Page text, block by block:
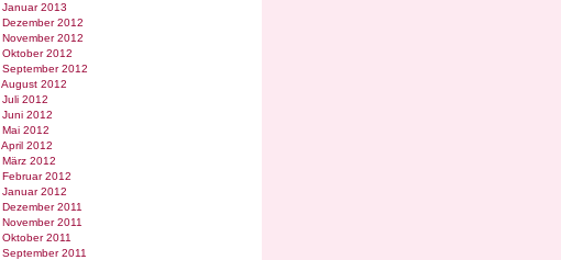
Januar 2013
Dezember 2012
November 2012
Oktober 2012
September 2012
August 2012
Juli 2012
Juni 2012
Mai 2012
April 2012
März 2012
Februar 2012
Januar 2012
Dezember 2011
November 2011
Oktober 2011
September 2011